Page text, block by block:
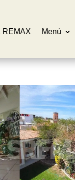
REMAX Menú